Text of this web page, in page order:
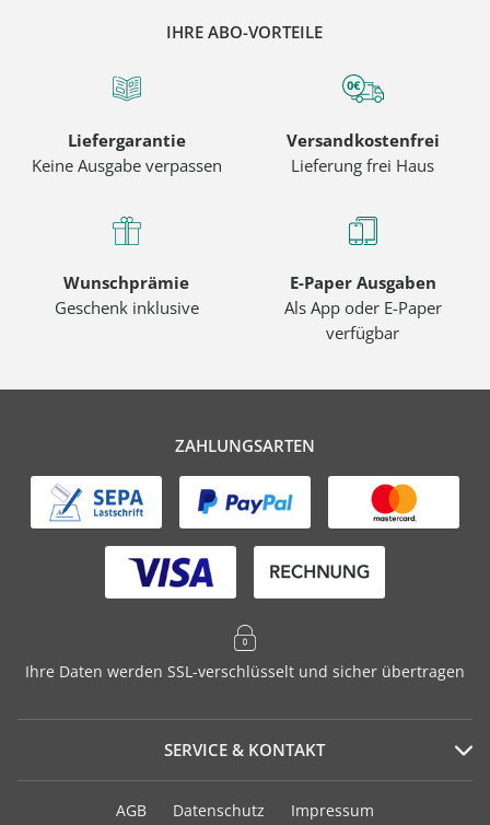
IHRE ABO-VORTEILE
Liefergarantie
Keine Ausgabe verpassen
Versandkostenfrei
Lieferung frei Haus
Wunschprämie
Geschenk inklusive
E-Paper Ausgaben
Als App oder E-Paper
verfügbar
ZAHLUNGSARTEN
Ihre Daten werden SSL-verschlüsselt und sicher übertragen
SERVICE & KONTAKT
Serviceportal
AGB Datenschutz Impressum